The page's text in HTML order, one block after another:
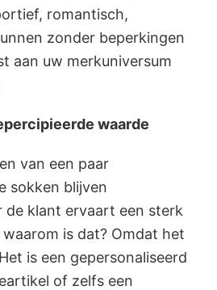
romantisch,
zonder beperkingen
aan uw merkuniversum
waarde
van een paar
sokken blijven
de klant ervaart een sterk
is dat? Omdat het
is een gepersonaliseerd
of zelfs een